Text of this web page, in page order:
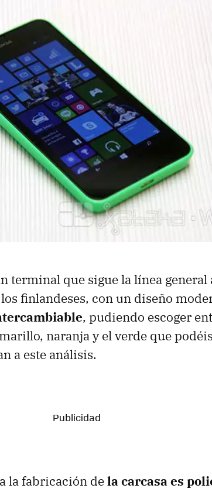
terminal que sigue la línea general
finlandeses, con un diseño
, pudiendo escoger
naranja y el verde que
a este análisis.
la fabricación dela carcasa es